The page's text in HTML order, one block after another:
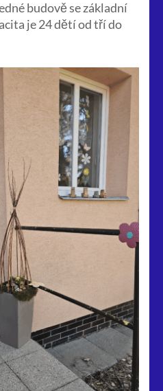
budově se základní
je 24 dětí od tří do